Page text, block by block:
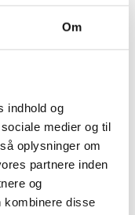
Om
indhold og
medier og til
oplysninger om
partnere inden
og
kombinere disse
Toscana